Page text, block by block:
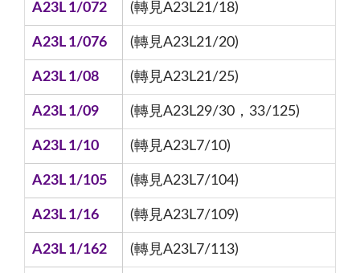
A23L 1/072 (轉見A23L21/18)
A23L 1/076 (轉見A23L21/20)
A23L 1/08 (轉見A23L21/25)
A23L 1/09 (轉見A23L29/30，33/125)
A23L 1/10 (轉見A23L7/10)
A23L 1/105 (轉見A23L7/104)
A23L 1/16 (轉見A23L7/109)
A23L 1/162 (轉見A23L7/113)